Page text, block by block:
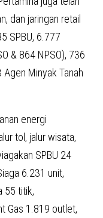
dan jaringan retail
SPBU, 6.777
& 864 NPSO), 736
Agen Minyak Tanah
energi
tol, jalur wisata,
SPBU 24
6.231 unit,
55 titik,
Gas 1.819 outlet,